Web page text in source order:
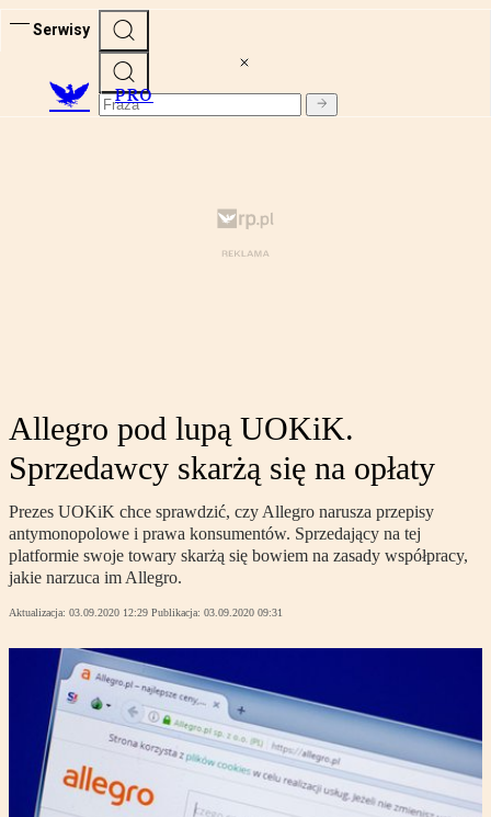
Serwisy
PRO
Allegro pod lupą UOKiK.
Sprzedawcy skarżą się na opłaty
Prezes UOKiK chce sprawdzić, czy Allegro narusza przepisy
antymonopolowe i prawa konsumentów. Sprzedający na tej
platformie swoje towary skarżą się bowiem na zasady współpracy,
jakie narzuca im Allegro.
Aktualizacja: 03.09.2020 12:29 Publikacja: 03.09.2020 09:31